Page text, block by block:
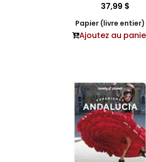
37,99 $
Papier (livre entier)
Ajoutez au